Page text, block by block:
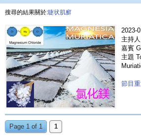
搜尋的結果關於:睫状肌癬
2023-
主持
嘉賓
主題
節目
Page 1 of 1 1